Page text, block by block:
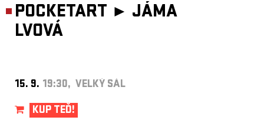
POCKETART ► JÁMA
LVOVÁ
15. 9. 19:30, VELKÝ SÁL
KUP TEĎ!